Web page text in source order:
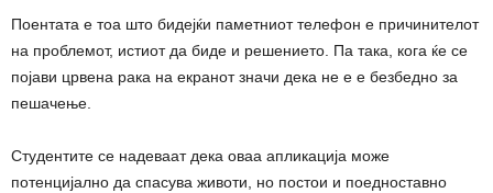
Поентата е тоа што бидејќи паметниот телефон е причинителот
на проблемот, истиот да биде и решението. Па така, кога ќе се
појави црвена рака на екранот значи дека не е е безбедно за
пешачење.
Студентите се надеваат дека оваа апликација може
потенцијално да спасува животи, но постои и поедноставно